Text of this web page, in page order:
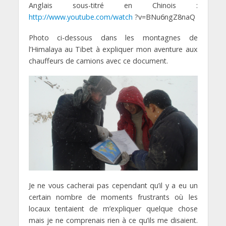
Anglais sous-titré en Chinois :
http://www.youtube.com/watch ?v=BNu6ngZ8naQ
Photo ci-dessous dans les montagnes de
l’Himalaya au Tibet à expliquer mon aventure aux
chauffeurs de camions avec ce document.
Je ne vous cacherai pas cependant qu’il y a eu un
certain nombre de moments frustrants où les
locaux tentaient de m’expliquer quelque chose
mais je ne comprenais rien à ce qu’ils me disaient.